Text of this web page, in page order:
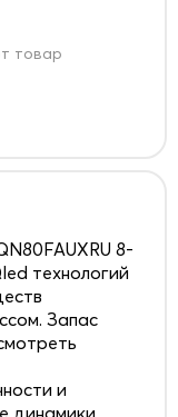
товар
8-
технологий
Запас
и